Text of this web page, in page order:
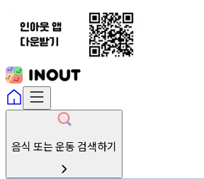
음식 또는 운동 검색하기